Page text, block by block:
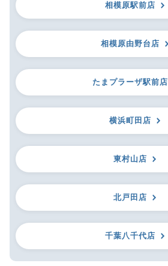
相模原駅前店
相模原由野台店
たまプラーザ駅前店
横浜町田店
東村山店
北戸田店
千葉八千代店